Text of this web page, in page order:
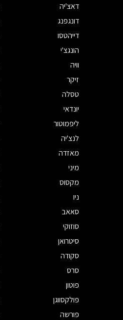
דאצ'יה
דונגפנג
דייהטסו
הונגצ'י
וויה
זיקר
טסלה
יונדאי
ליפמוטור
לנצ'יה
מאזדה
מיני
מקסוס
ניו
סאאב
סוזוקי
סיטרואן
סקודה
סרס
פוטון
פולקסווגן
פורשה